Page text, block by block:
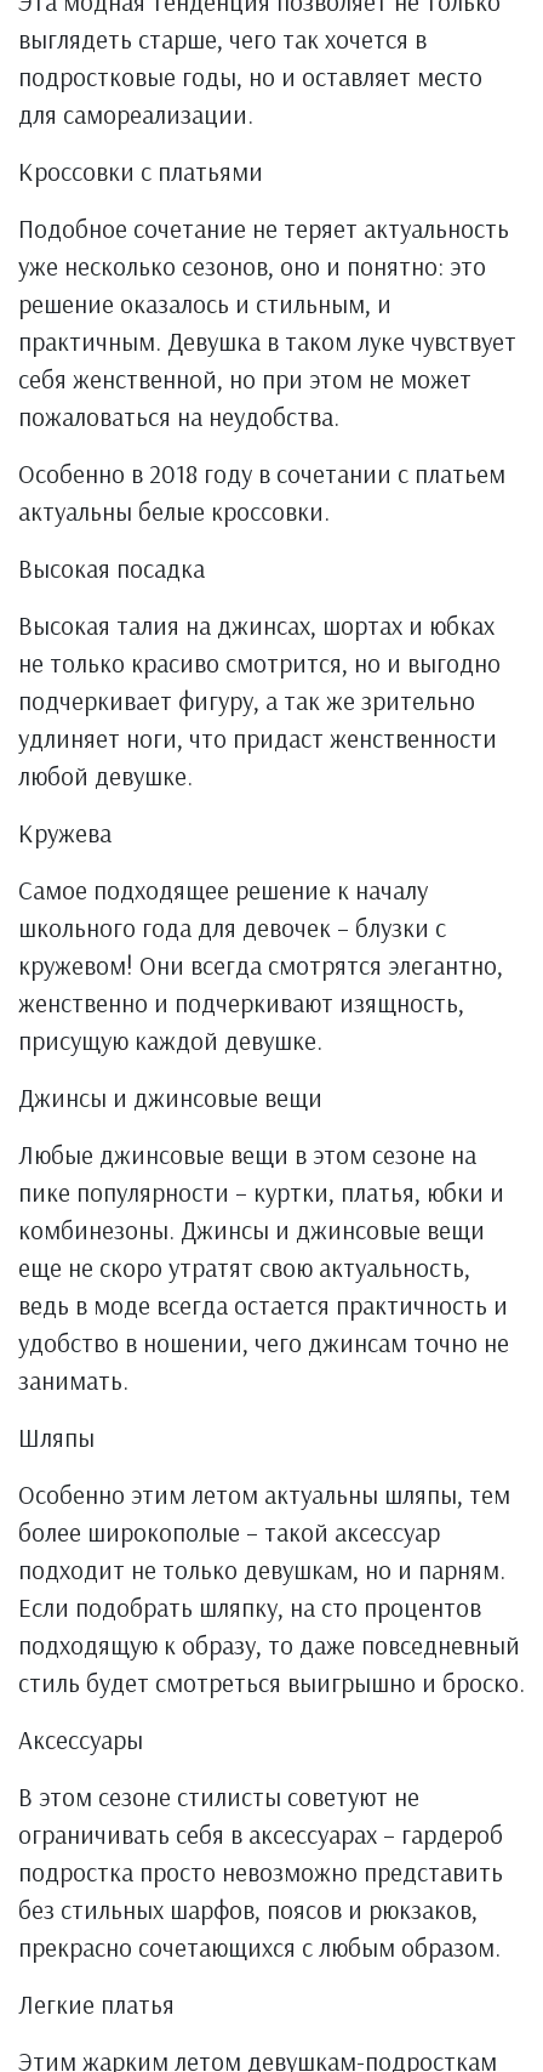
выглядеть старше, чего так хочется в
подростковые годы, но и оставляет место
для самореализации.
Кроссовки с платьями
Подобное сочетание не теряет актуальность
уже несколько сезонов, оно и понятно: это
решение оказалось и стильным, и
практичным. Девушка в таком луке чувствует
себя женственной, но при этом не может
пожаловаться на неудобства.
Особенно в 2018 году в сочетании с платьем
актуальны белые кроссовки.
Высокая посадка
Высокая талия на джинсах, шортах и юбках
не только красиво смотрится, но и выгодно
подчеркивает фигуру, а так же зрительно
удлиняет ноги, что придаст женственности
любой девушке.
Кружева
Самое подходящее решение к началу
школьного года для девочек – блузки с
кружевом! Они всегда смотрятся элегантно,
женственно и подчеркивают изящность,
присущую каждой девушке.
Джинсы и джинсовые вещи
Любые джинсовые вещи в этом сезоне на
пике популярности – куртки, платья, юбки и
комбинезоны. Джинсы и джинсовые вещи
еще не скоро утратят свою актуальность,
ведь в моде всегда остается практичность и
удобство в ношении, чего джинсам точно не
занимать.
Шляпы
Особенно этим летом актуальны шляпы, тем
более широкополые – такой аксессуар
подходит не только девушкам, но и парням.
Если подобрать шляпку, на сто процентов
подходящую к образу, то даже повседневный
стиль будет смотреться выигрышно и броско.
Аксессуары
В этом сезоне стилисты советуют не
ограничивать себя в аксессуарах – гардероб
подростка просто невозможно представить
без стильных шарфов, поясов и рюкзаков,
прекрасно сочетающихся с любым образом.
Легкие платья
Этим жарким летом девушкам-подросткам